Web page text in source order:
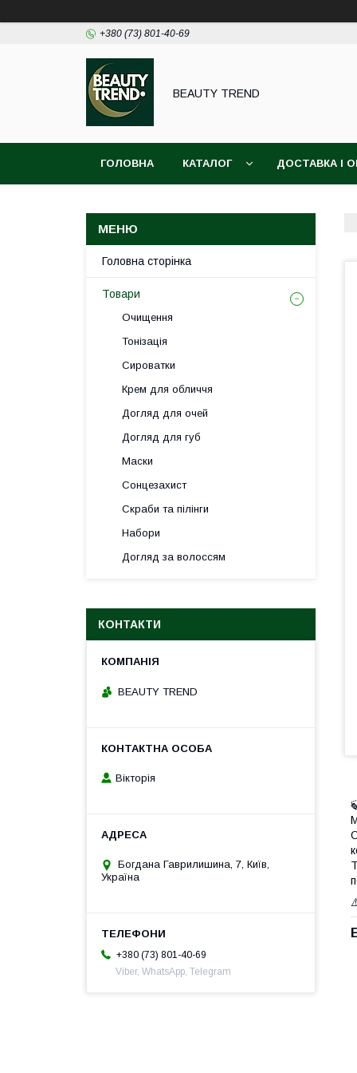
+380 (73) 801-40-69
BEAUTY TREND
ГОЛОВНА КАТАЛОГ ДОСТАВКА І
Головна сторінка
Товари
Очищення
Тонізація
Сироватки
Крем для обличчя
Догляд для очей
Догляд для губ
Маски
Сонцезахист
Скраби та пілінги
Набори
Догляд за волоссям
КОНТАКТИ
BEAUTY TREND
Вікторія
Богдана Гаврилишина, 7, Київ,
Україна
+380 (73) 801-40-69
Viber, WhatsApp, Telegram